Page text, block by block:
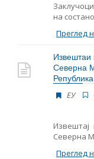
на
Преглед
Извештаи
Северна
ЕУ
Извештај
Северна
Преглед